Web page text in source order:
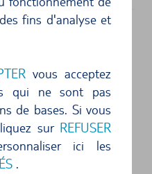
fins d'analyse et
vous acceptez
qui ne sont pas
de bases. Si vous
sur REFUSER
ici les
.
toute flexibilité
enchanteur de
la beauté de
propre rythme ?